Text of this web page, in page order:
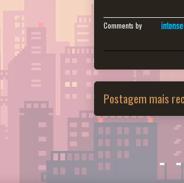
Comments by
Postagem mais